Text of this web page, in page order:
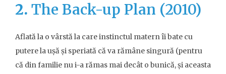
2. The Back-up Plan (2010)
Aflată la o vârstă la care instinctul matern îi bate cu
putere la ușă și speriată că va rămâne singură (pentru
că din familie nu i-a rămas mai decât o bunică, și aceasta